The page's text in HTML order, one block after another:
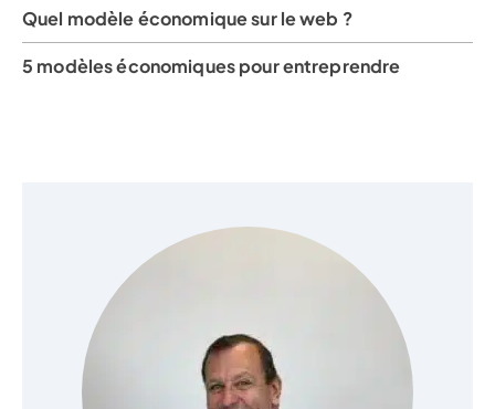
Quel modèle économique sur le web ?
5 modèles économiques pour entreprendre